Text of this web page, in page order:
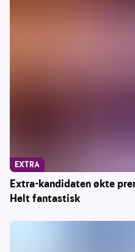
Extra-kandidaten økte
Helt fantastisk
EXTRA